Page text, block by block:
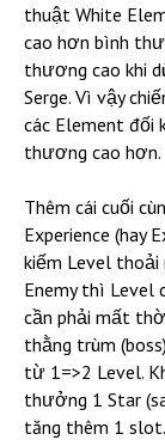
thuật White
cao hơn bình
thương cao khi
Serge. Vì vậy
các Element đối
thương cao hơn.
Thêm cái cuối
Experience (hay
kiếm Level thoải
Enemy thì Level
cần phải mất
thằng trùm
từ 1=>2 Level.
thưởng 1 Star
tăng thêm 1